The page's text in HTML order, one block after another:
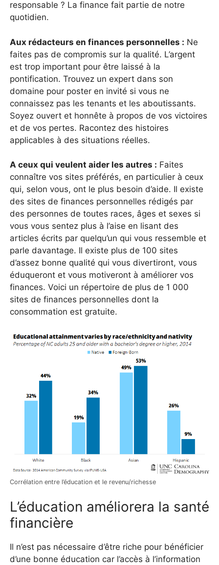
responsable ? La finance fait partie de notre
quotidien.
Aux rédacteurs en finances personnelles : Ne
faites pas de compromis sur la qualité. L’argent
est trop important pour être laissé à la
pontification. Trouvez un expert dans son
domaine pour poster en invité si vous ne
connaissez pas les tenants et les aboutissants.
Soyez ouvert et honnête à propos de vos victoires
et de vos pertes. Racontez des histoires
applicables à des situations réelles.
A ceux qui veulent aider les autres : Faites
connaître vos sites préférés, en particulier à ceux
qui, selon vous, ont le plus besoin d’aide. Il existe
des sites de finances personnelles rédigés par
des personnes de toutes races, âges et sexes si
vous vous sentez plus à l’aise en lisant des
articles écrits par quelqu’un qui vous ressemble et
parle davantage. Il existe plus de 100 sites
d’assez bonne qualité qui vous divertiront, vous
éduqueront et vous motiveront à améliorer vos
finances. Voici un répertoire de plus de 1 000
sites de finances personnelles dont la
consommation est gratuite.
Corrélation entre l’éducation et le revenu/richesse
L’éducation améliorera la santé
financière
Il n’est pas nécessaire d’être riche pour bénéficier
d’une bonne éducation car l’accès à l’information